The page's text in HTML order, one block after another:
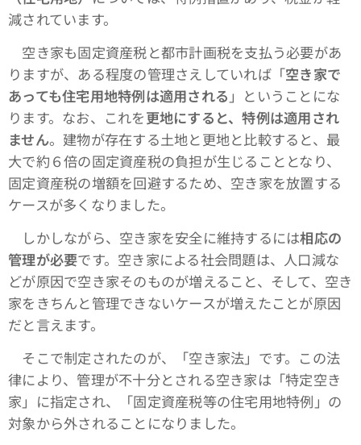
減されています。
空き家も固定資産税と都市計画税を支払う必要があ
りますが、ある程度の管理さえしていれば「空き家で
あっても住宅用地特例は適用される 」ということにな
ります。なお、これを更地にすると、特例は適用され
ません。建物が存在する土地と更地と比較すると、最
大で約６倍の固定資産税の負担が生じることとなり、
固定資産税の増額を回避するため、空き家を放置する
ケースが多くなりました。
しかしながら、空き家を安全に維持するには相応の
管理が必要です。空き家による社会問題は、人口減な
どが原因で空き家そのものが増えること、そして、空き
家をきちんと管理できないケースが増えたことが原因
だと言えます。
そこで制定されたのが、「空き家法」です。この法
律により、管理が不十分とされる空き家は「特定空き
家」に指定され、「固定資産税等の住宅用地特例」の
対象から外されることになりました。